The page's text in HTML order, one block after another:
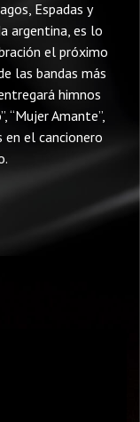
Espadas y
argentina, es lo
el próximo
las bandas más
himnos
“Mujer Amante”,
el cancionero